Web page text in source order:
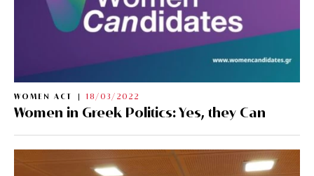
WOMEN ACT 18/03/2022
Women in Greek Politics: Yes, they Can